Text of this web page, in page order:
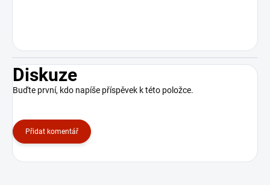
Diskuze
Buďte první, kdo napíše příspěvek k této položce.
Přidat komentář